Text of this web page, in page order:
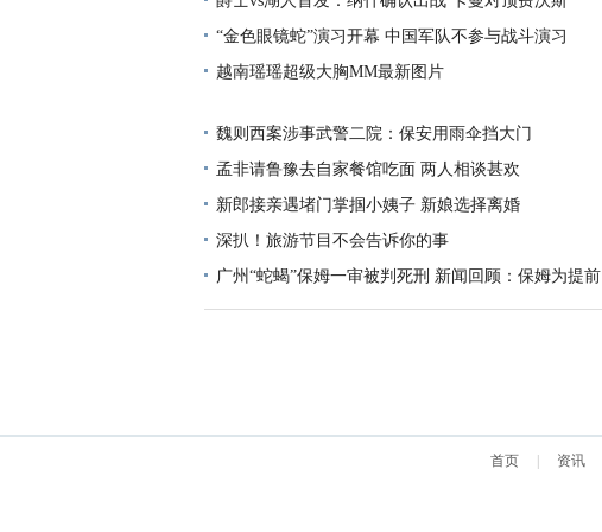
“金色眼镜蛇”演习开幕 中国军队不参与战斗演习
越南瑶瑶超级大胸MM最新图片
魏则西案涉事武警二院：保安用雨伞挡大门
孟非请鲁豫去自家餐馆吃面 两人相谈甚欢
新郎接亲遇堵门掌掴小姨子 新娘选择离婚
深扒！旅游节目不会告诉你的事
广州“蛇蝎”保姆一审被判死刑 新闻回顾：保姆为提前
首页 资讯